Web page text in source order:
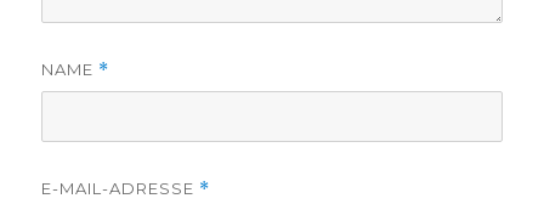
NAME *
E-MAIL-ADRESSE *